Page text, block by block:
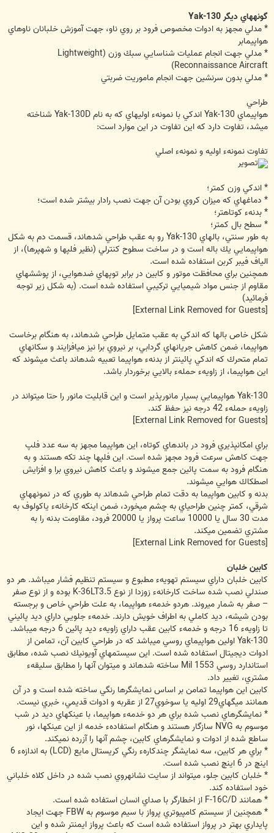
گونه‏هاي ديگر Yak-130
* مدلي مجهز به ادوات مخصوص فرود بر روي ناو، جهت آموزش خلبانان ناوهاي
هواپيمابر
* مدلي جهت انجام عمليات شناسايي سبك وزن (Lightweight
Reconnaissance Aircraft)
* مدلي بدون سرنشين جهت انجام ماموريت ضربتي
طراحي
هواپيماي Yak-130 اندكي با نمونهء اوليه‏اي كه به نام Yak-130D شناخته
مي‏شد، تفاوت دارد كه اين تفاوت در اين موارد است:
تفاوت نمونهء اوليه و نمونهء اصلي
* اندكي وزن كمتر؛
* دماغه‏اي كه ميزان كروي بودن آن جهت نصب رادار بيشتر شده است؛
* بدنهء كوتاهتر؛
* سطح بال كمتر؛
به طور سنتي، بالهاي Yak-130 رو به عقب طراحي شده‏اند، قسمت دم به شكل
هواپيمايي يك باله است و در ساخت سطوح كنترلي (نظير فلپها و شهپرها)، از
الياف فيبر كربن استفاده شده است.
همچنين براي محافظت موتور و كابين در برابر توپهاي ضدهوايي، از پوششهاي
مقاوم از جنس مواد شيميايي تركيبي استفاده شده است. (به شكل زير توجه
فرمائيد)
[External Link Removed for Guests]
شكل خاص بالها كه اندكي به عقب متمايل طراحي شده‏اند، به هنگام برخاست
هواپيما، ضمن كاهش جريانهاي گردابي، بر نيروي برا نيز مي‏افزايند و سكانهاي
تمام متحرك كه اندكي پائين‏تر از بدنهء هواپيما تعبيه شده‏اند باعث مي‏شوند كه
اين هواپيما، از زاويهء حملهء بالايي برخوردار باشد.
Yak-130 هواپيمايي بسيار مانورپذير است و اين قابليت مانور را حتا مي‏تواند در
زاويهء حملهء 42 درجه نيز حفظ كند.
[External Link Removed for Guests]
براي امكان‏پذيري فرود در باندهاي كوتاه، اين هواپيما مجهز به سه عدد فلپ
جهت كاهش سرعت فرود مجهز شده است. اين فلپها چند تكه هستند و به
هنگام فرود به سمت پائين جمع مي‎‏شوند و باعث كاهش نيروي برا و افزايش
اصطكاك هوايي مي‎شوند.
بدنه و كابين هواپيما به دقت تمام طراحي شده‏اند به طوري كه در نمونه‏هاي
شرقي، كمتر چنين طراحي‏‎اي به چشم مي‏‎خورد، ضمن اينكه كارخانهء ياكولوف به
مدت 30 سال يا 10000 ساعت پرواز يا 20000 فرود، مقاومت بدنه را به
مشتري تضمين مي‏كند.
[External Link Removed for Guests]
كابين خلبان
كابين خلبان داراي سيستم تهويهء مطبوع و سيستم تنظيم فشار مي‏باشد. هر دو
صندلي نصب شده ساخت كارخانهء زوزدا از نوع K-36LT3.5 بوده و از نوع صفر
– صفر به شمار مي‏روند. هردو خدمهء‌ هواپيما، به علت طراحي خاص و برجسته
بودن شيشه، ديد كاملي به اطراف خويش دارند. خدمهء جلويي داراي ديد پائيني
تا زاويهء 16 درجه و خدمهء كابين عقب داراي زاويهء‌ ديد پائين 6 درجه مي‏باشد.
Yak-130 اولين هواپيماي روسي مي‏باشد كه در طراحي كابين آن، تمامن از
ادوات ديجيتال استفاده شده است. اين سيستم‏هاي آويونيك نصب شده، مطابق
استاندارد روسي Mil 1553 ساخته شده‏اند و مي‏توان آنها را مطابق سليقهء
مشتري، تغيير داد.
كابين اين هواپيما تمامن بر اساس نمايشگرها رنگي ساخته شده است و در آن
همانند ميگهاي29 اوليه يا سوخوي27 از عقربه و ادوات قديمي، خبري نيست.
* نمايشگرهاي نصب شده براي هر دو خدمهء هواپيما، با عينك‏هاي ديد در شب
موسوم به NVG سازگار هستند و هنگام استفادهء خدمه از اين عينك‏ها، نور
ساطع شده از ادوات و نمايشگرهاي كابين، چشم آنها را آزرده نمي‏كند.
* براي هر كابين، سه نمايشگر چندكارهء رنگي كريستال مايع (LCD) به اندازهء 6
اينچ در 6 اينچ نصب شده است.
* خلبان كابين جلو، مي‏تواند از سايت نشانه‏روي نصب شده در داخل كلاه خلباني
خود استفاده كند.
* همانند F-16C/D از اخطارگر با صداي انسان استفاده شده است.
* همچنين از سيستم كامپيوتري پرواز با سيم موسوم به FBW جهت ايجاد
پايداري بهتر در پرواز استفاده شده است كه باعث پرواز ايمن‏تر شده و اين